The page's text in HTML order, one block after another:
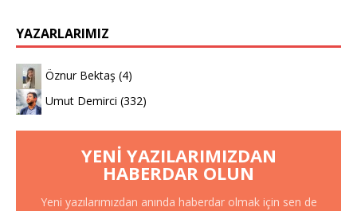
YAZARLARIMIZ
Öznur Bektaş (4)
Umut Demirci (332)
YENI YAZILARIMIZDAN
HABERDAR OLUN
Yeni yazılarımızdan anında haberdar olmak için sen de